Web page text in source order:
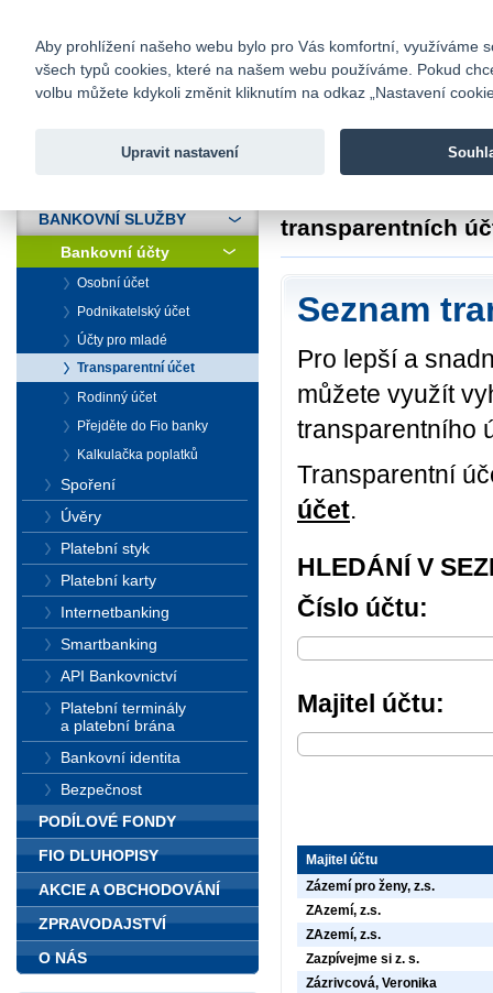
Fio banka
Fio banka
transparentních
Seznam
Pro lepší a
můžete využít
transparentního
Transparentní
účet.
HLEDÁNÍ V
Číslo účtu:
Majitel účtu:
Majitel účtu
Zázemí pro ženy, z.s.
ZAzemí, z.s.
ZAzemí, z.s.
Zazpívejme si z. s.
Zázrivcová, Veronika
BANKOVNÍ SLUŽBY
Bankovní účty
Osobní účet
Podnikatelský účet
Účty pro mladé
Transparentní účet
Rodinný účet
Přejděte do Fio banky
Kalkulačka poplatků
Spoření
Úvěry
Platební styk
Platební karty
Internetbanking
Smartbanking
API Bankovnictví
Platební terminály
a platební brána
Bankovní identita
Bezpečnost
PODÍLOVÉ FONDY
FIO DLUHOPISY
AKCIE A OBCHODOVÁNÍ
ZPRAVODAJSTVÍ
O NÁS
Aby prohlížení našeho webu bylo pro Vás komfortní, využíváme
všech typů cookies, které na našem webu používáme. Pokud
volbu můžete kdykoli změnit kliknutím na odkaz „Nastavení
Upravit nastavení